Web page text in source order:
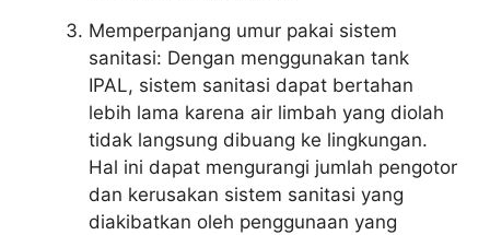
Memperpanjang umur pakai sistem
sanitasi: Dengan menggunakan tank
IPAL, sistem sanitasi dapat bertahan
lebih lama karena air limbah yang diolah
tidak langsung dibuang ke lingkungan.
Hal ini dapat mengurangi jumlah pengotor
dan kerusakan sistem sanitasi yang
diakibatkan oleh penggunaan yang